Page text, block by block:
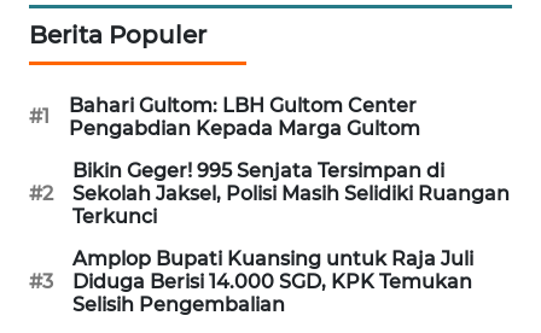
Berita Populer
#1
Bahari Gultom: LBH Gultom Center
Pengabdian Kepada Marga Gultom
#2
Bikin Geger! 995 Senjata Tersimpan di
Sekolah Jaksel, Polisi Masih Selidiki Ruangan
Terkunci
#3
Amplop Bupati Kuansing untuk Raja Juli
Diduga Berisi 14.000 SGD, KPK Temukan
Selisih Pengembalian
WAHANA
UMKM
WAHANA
SELEB
WAHANA
PERSONA
WAHANA
OTOMOTIF